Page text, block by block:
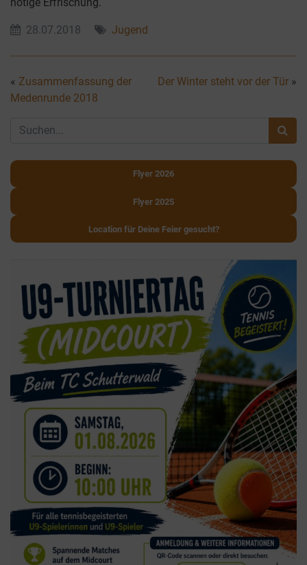
28.07.2018 Jugend
« Zusammenfassung der
Medenrunde 2018
Der Winter steht vor der Tür »
Flyer 2026
Flyer 2025
Location für Deine Feier gesucht?